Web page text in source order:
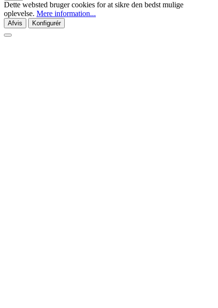
Dette websted bruger cookies for at sikre den bedst mulige
oplevelse. Mere information...
Afvis Konfigurér